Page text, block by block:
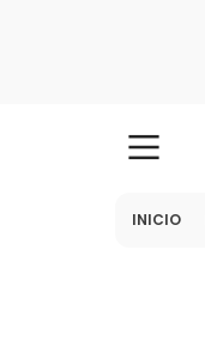
INICIO